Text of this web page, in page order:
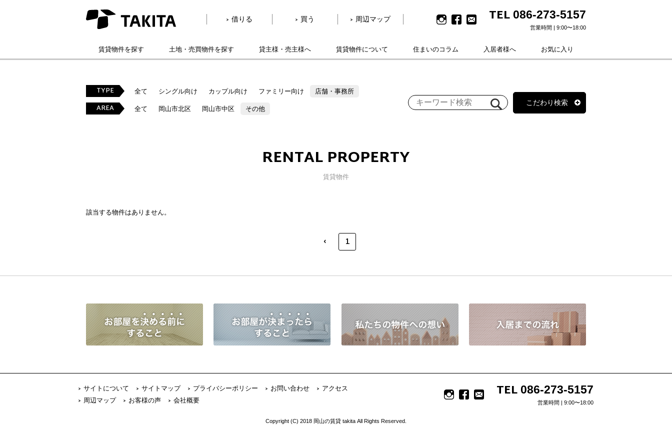
借りる 買う 周辺マップ TEL 086-273-5157
営業時間 | 9:00〜18:00
賃貸物件を探す 土地・売買物件を探す 貸主様・売主様へ 賃貸物件について 住まいのコラム 入居者様へ お気に入り
TYPE 全て シングル向け カップル向け ファミリー向け 店舗・事務所
AREA 全て 岡山市北区 岡山市中区 その他
こだわり検索
RENTAL PROPERTY
賃貸物件
該当する物件はありません。
‹ 1
サイトについて サイトマップ プライバシーポリシー お問い合わせ
アクセス
周辺マップ
お客様の声 会社概要 TEL 086-273-5157
営業時間 | 9:00〜18:00
Copyright (C) 2018 岡山の賃貸 takita All Rights Reserved.